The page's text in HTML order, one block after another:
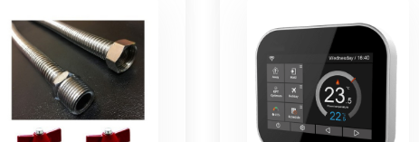
мм поставляется отдельными частями. Соединение
соединение.
прибор позволяет создать идеальный
влажных помещений. Корпус конвектора